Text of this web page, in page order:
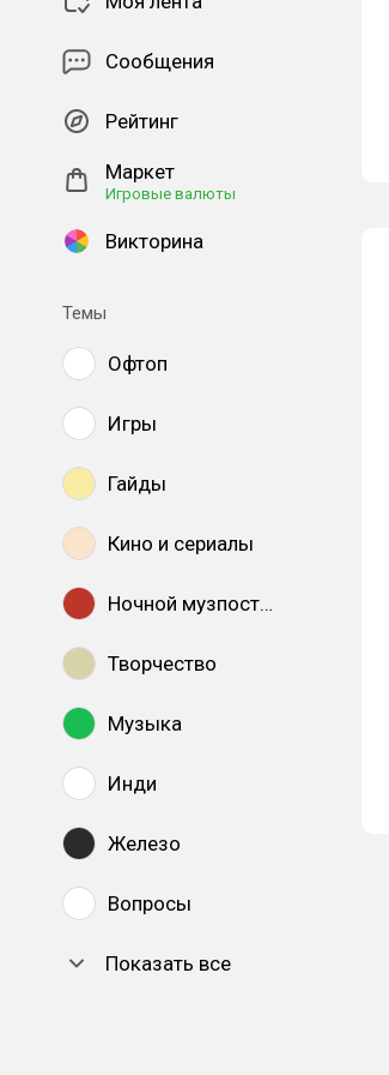
Сообщения
Рейтинг
Маркет
Игровые валюты
Викторина
Темы
Офтоп
Игры
Гайды
Кино и сериалы
Ночной музпостинг
Творчество
Музыка
Инди
Железо
Вопросы
Показать все